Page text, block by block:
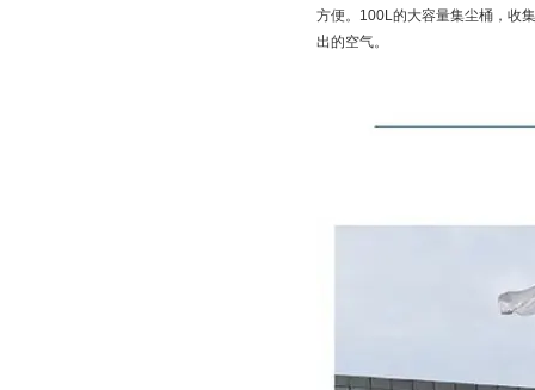
方便。100L的大容量集尘桶，收
出的空气。